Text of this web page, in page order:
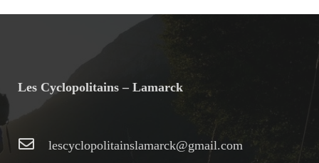
Les Cyclopolitains – Lamarck
lescyclopolitainslamarck@gmail.com